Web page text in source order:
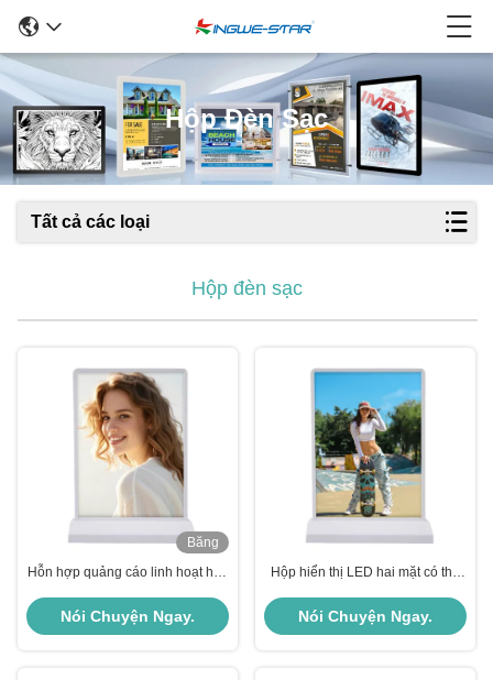
Hộp Đèn Sạc
Tất cả các loại
Hộp đèn sạc
Băng
hình
Hỗn hợp quảng cáo linh hoạt hộp
Nói Chuyện Ngay.
Hộp hiển thị LED hai mặt có thể
Nói Chuyện Ngay.